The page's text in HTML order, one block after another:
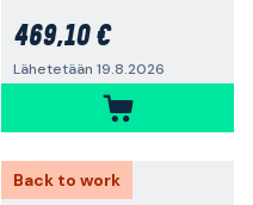
469,10 €
Lähetetään 19.8.2026
Back to work